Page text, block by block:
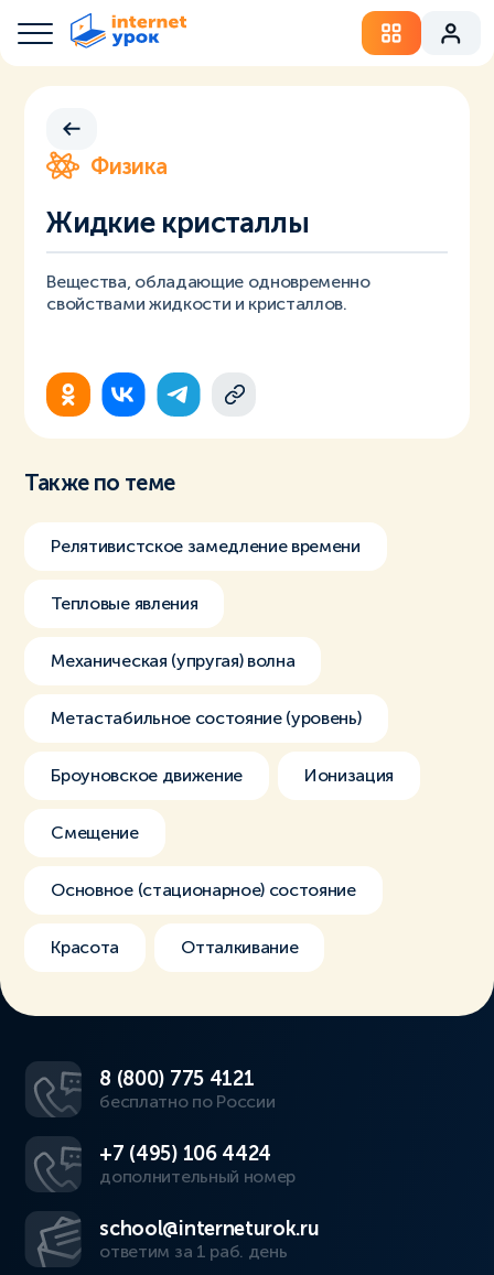
Физика
Жидкие кристаллы
Вещества, обладающие одновременно
свойствами жидкости и кристаллов.
Также по теме
Релятивистское замедление времени
Тепловые явления
Механическая (упругая) волна
Метастабильное состояние (уровень)
Броуновское движение Ионизация
Смещение
Основное (стационарное) состояние
Красота Отталкивание
8 (800) 775 4121
бесплатно по России
+7 (495) 106 4424
дополнительный номер
school@interneturok.ru
ответим за 1 раб. день